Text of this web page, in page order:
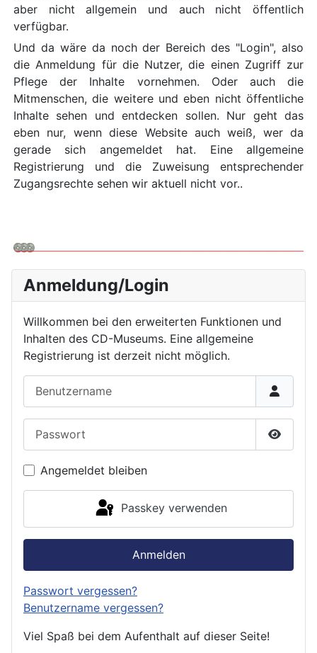
aber nicht allgemein und auch nicht öffentlich
verfügbar.
Und da wäre da noch der Bereich des "Login", also
die Anmeldung für die Nutzer, die einen Zugriff zur
Pflege der Inhalte vornehmen. Oder auch die
Mitmenschen, die weitere und eben nicht öffentliche
Inhalte sehen und entdecken sollen. Nur geht das
eben nur, wenn diese Website auch weiß, wer da
gerade sich angemeldet hat. Eine allgemeine
Registrierung und die Zuweisung entsprechender
Zugangsrechte sehen wir aktuell nicht vor..
Anmeldung/Login
Willkommen bei den erweiterten Funktionen und
Inhalten des CD-Museums. Eine allgemeine
Registrierung ist derzeit nicht möglich.
Angemeldet bleiben
Passkey verwenden
Anmelden
Passwort vergessen?
Benutzername vergessen?
Viel Spaß bei dem Aufenthalt auf dieser Seite!